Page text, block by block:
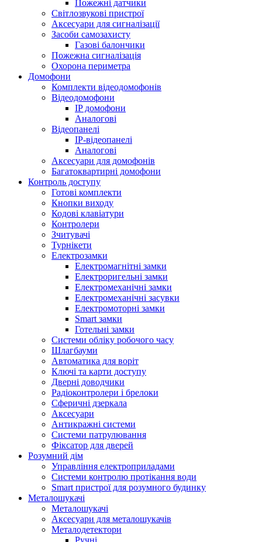
Пожежні датчики
Світлозвукові пристрої
Аксесуари для сигналізації
Засоби самозахисту
Газові балончики
Пожежна сигналізація
Охорона периметра
Домофони
Комплекти відеодомофонів
Відеодомофони
IP домофони
Аналогові
Відеопанелі
IP-відеопанелі
Аналогові
Аксесуари для домофонів
Багатоквартирні домофони
Контроль доступу
Готові комплекти
Кнопки виходу
Кодові клавіатури
Контролери
Зчитувачі
Турнікети
Електрозамки
Електромагнітні замки
Електроригельні замки
Електромеханічні замки
Електромеханічні засувки
Електромоторні замки
Smart замки
Готельні замки
Системи обліку робочого часу
Шлагбауми
Автоматика для воріт
Ключі та карти доступу
Дверні доводчики
Радіоконтролери і брелоки
Сферичні дзеркала
Аксесуари
Антикражні системи
Системи патрулювання
Фіксатор для дверей
Розумний дім
Управління електроприладами
Системи контролю протікання води
Smart пристрої для розумного будинку
Металошукачі
Металошукачі
Аксесуари для металошукачів
Металодетектори
Ручні